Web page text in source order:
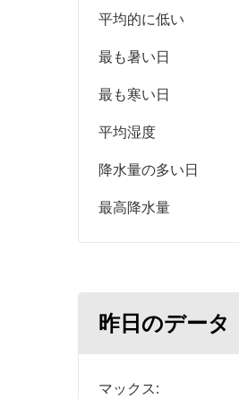
平均的に低い
最も暑い日
最も寒い日
平均湿度
降水量の多い日
最高降水量
昨日のデータ
マックス: